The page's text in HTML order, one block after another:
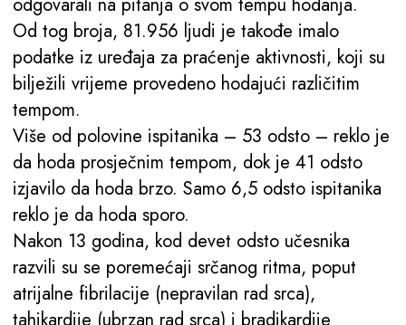
odgovarali na pitanja o svom tempu hodanja.
Od tog broja, 81.956 ljudi je takođe imalo
podatke iz uređaja za praćenje aktivnosti, koji su
bilježili vrijeme provedeno hodajući različitim
tempom.
Više od polovine ispitanika – 53 odsto – reklo je
da hoda prosječnim tempom, dok je 41 odsto
izjavilo da hoda brzo. Samo 6,5 odsto ispitanika
reklo je da hoda sporo.
Nakon 13 godina, kod devet odsto učesnika
razvili su se poremećaji srčanog ritma, poput
atrijalne fibrilacije (nepravilan rad srca),